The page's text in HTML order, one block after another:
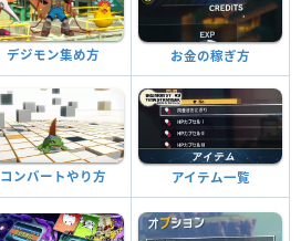
デジモン集め方 お金の稼ぎ方
コンバートやり方 アイテム一覧